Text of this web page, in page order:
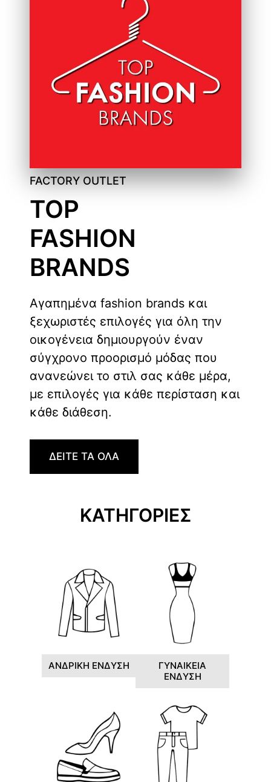
FACTORY OUTLET
TOP
FASHION
BRANDS
Αγαπημένα fashion brands και
ξεχωριστές επιλογές για όλη την
οικογένεια δημιουργούν έναν
σύγχρονο προορισμό μόδας που
ανανεώνει το στιλ σας κάθε μέρα,
με επιλογές για κάθε περίσταση και
κάθε διάθεση.
ΔΕΙΤΕ ΤΑ ΟΛΑ
ΚΑΤΗΓΟΡΙΕΣ
ΑΝΔΡΙΚΗ ΕΝΔΥΣΗ
ΓΥΝΑΙΚΕΙΑ
ΕΝΔΥΣΗ